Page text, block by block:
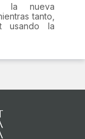
la nueva
tanto,
usando la